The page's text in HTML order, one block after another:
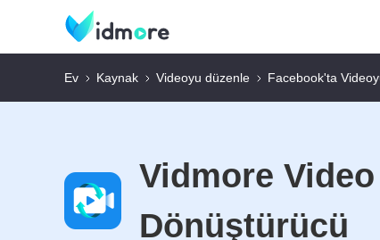
Ev Kaynak Videoyu düzenle Facebook'ta
Vidmore Video
Dönüştürücü